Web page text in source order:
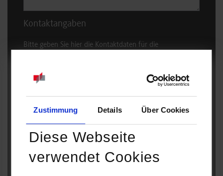
Zustimmung Details Über Cookies
Diese Webseite
verwendet Cookies
Kontaktangaben
Bitte geben Sie hier die Kontaktdaten für die
Unternehmen*
Vorname